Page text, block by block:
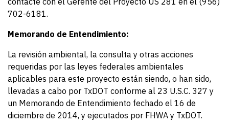
702-6181.
Memorando de Entendimiento:
La revisión ambiental, la consulta y otras acciones
requeridas por las leyes federales ambientales
aplicables para este proyecto están siendo, o han sido,
llevadas a cabo por TxDOT conforme al 23 U.S.C. 327 y
un Memorando de Entendimiento fechado el 16 de
diciembre de 2014, y ejecutados por FHWA y TxDOT.